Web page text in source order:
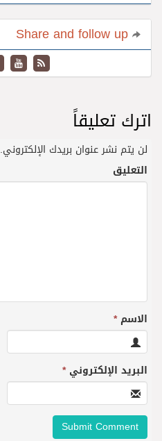
اترك تعليقاً
لن يتم نشر عنوان بريدك الإلكتروني.
التعليق
الاسم*
البريد الإلكتروني*